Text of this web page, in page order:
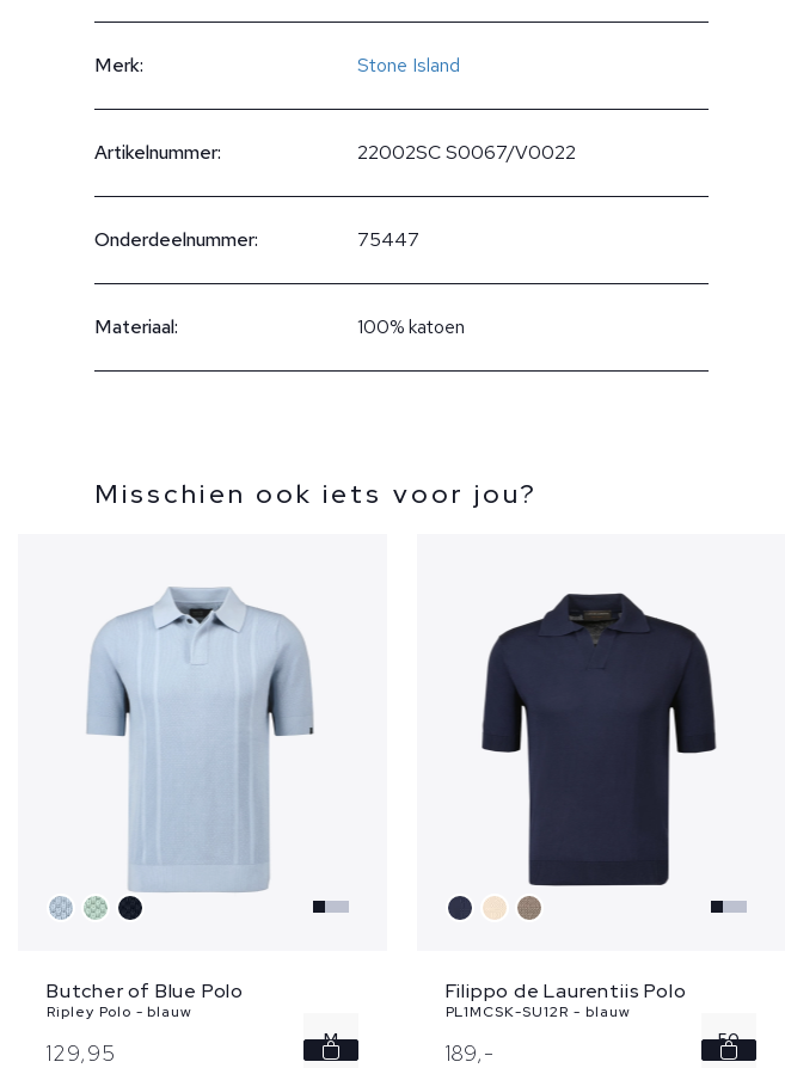
Merk: Stone Island
Artikelnummer: 22002SC S0067/V0022
Onderdeelnummer: 75447
Materiaal: 100% katoen
Misschien ook iets voor jou?
Butcher of Blue Polo
Ripley Polo - blauw
129,95 M
Filippo de Laurentiis Polo
PL1MCSK-SU12R - blauw
189,- 50